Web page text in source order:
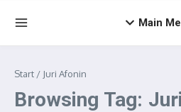
Main
Start / Juri Afonin
Browsing Tag: